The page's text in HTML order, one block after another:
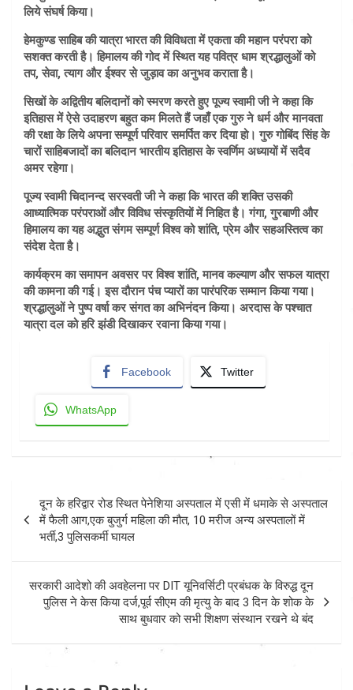
लिये संघर्ष किया।
हेमकुण्ड साहिब की यात्रा भारत की विविधता में एकता की महान परंपरा को
सशक्त करती है। हिमालय की गोद में स्थित यह पवित्र धाम श्रद्धालुओं को
तप, सेवा, त्याग और ईश्वर से जुड़ाव का अनुभव कराता है।
सिखों के अद्वितीय बलिदानों को स्मरण करते हुए पूज्य स्वामी जी ने कहा कि
इतिहास में ऐसे उदाहरण बहुत कम मिलते हैं जहाँ एक गुरु ने धर्म और मानवता
की रक्षा के लिये अपना सम्पूर्ण परिवार समर्पित कर दिया हो। गुरु गोबिंद सिंह के
चारों साहिबजादों का बलिदान भारतीय इतिहास के स्वर्णिम अध्यायों में सदैव
अमर रहेगा।
पूज्य स्वामी चिदानन्द सरस्वती जी ने कहा कि भारत की शक्ति उसकी
आध्यात्मिक परंपराओं और विविध संस्कृतियों में निहित है। गंगा, गुरबाणी और
हिमालय का यह अद्भुत संगम सम्पूर्ण विश्व को शांति, प्रेम और सहअस्तित्व का
संदेश देता है।
कार्यक्रम का समापन अवसर पर विश्व शांति, मानव कल्याण और सफल यात्रा
की कामना की गई। इस दौरान पंच प्यारों का पारंपरिक सम्मान किया गया।
श्रद्धालुओं ने पुष्प वर्षा कर संगत का अभिनंदन किया। अरदास के पश्चात
यात्रा दल को हरि झंडी दिखाकर रवाना किया गया।
Facebook Twitter
WhatsApp
navigation
दून के हरिद्वार रोड स्थित पेनेशिया अस्पताल में एसी में धमाके से अस्पताल
में फैली आग,एक बुजुर्ग महिला की मौत, 10 मरीज अन्य अस्पतालों में
भर्ती,3 पुलिसकर्मी घायल
सरकारी आदेशो की अवहेलना पर DIT यूनिवर्सिटी प्रबंधक के विरुद्ध दून
पुलिस ने केस किया दर्ज,पूर्व सीएम की मृत्यु के बाद 3 दिन के शोक के
साथ बुधवार को सभी शिक्षण संस्थान रखने थे बंद